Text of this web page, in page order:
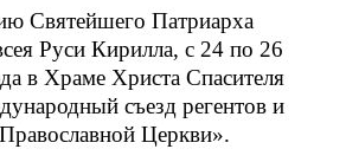
Святейшего Патриарха
Руси Кирилла, с 24 по 26
в Храме Христа Спасителя
съезд регентов и
Церкви».